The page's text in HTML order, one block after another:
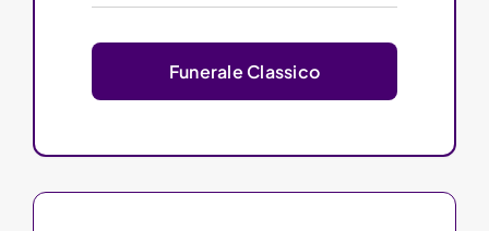
Funerale Classico